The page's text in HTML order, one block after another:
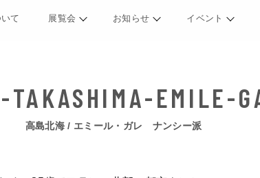
て 展覧会 お知らせ イベント
高島北海 / エミール・ガレ ナンシー派